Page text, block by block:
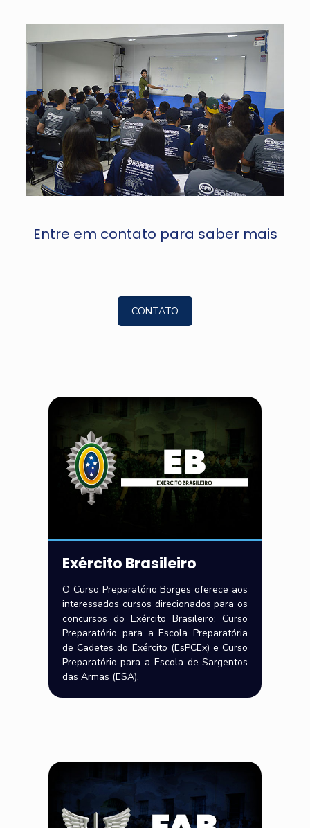
Entre em contato para saber mais
CONTATO
Exército Brasileiro
O Curso Preparatório Borges oferece aos
interessados cursos direcionados para os
concursos do Exército Brasileiro: Curso
Preparatório para a Escola Preparatória
de Cadetes do Exército (EsPCEx) e Curso
Preparatório para a Escola de Sargentos
das Armas (ESA).